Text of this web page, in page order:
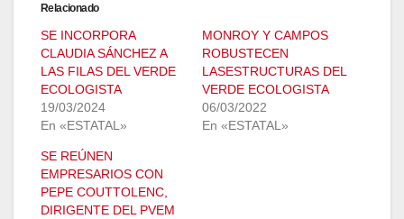
Relacionado
SE INCORPORA
CLAUDIA SÁNCHEZ A
LAS FILAS DEL VERDE
ECOLOGISTA
19/03/2024
En «ESTATAL»
MONROY Y CAMPOS
ROBUSTECEN
LASESTRUCTURAS DEL
VERDE ECOLOGISTA
06/03/2022
En «ESTATAL»
SE REÚNEN
EMPRESARIOS CON
PEPE COUTTOLENC,
DIRIGENTE DEL PVEM